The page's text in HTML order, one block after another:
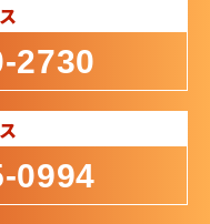
2730
0994